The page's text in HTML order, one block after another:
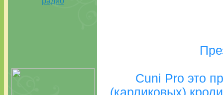
Cuni Pro это
(карликовых)